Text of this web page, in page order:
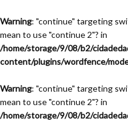
Warning: "continue" targeting
mean to use "continue 2"? in
/home/storage/9/08/b2/
content/plugins/wordfence/
Warning: "continue" targeting
mean to use "continue 2"? in
/home/storage/9/08/b2/